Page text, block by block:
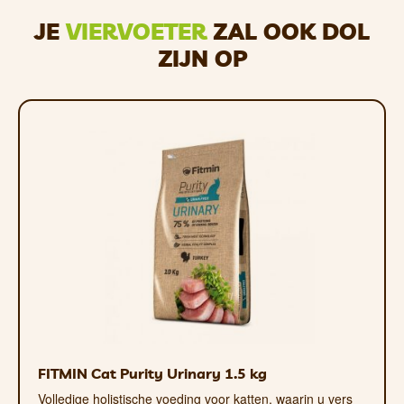
een natuurlijker dieet dan gekookt vlees,
terwijl de voedingsstoffen van hoge
kwaliteit blijven.
minimaliseert. Het voer bevat ook
, een bron van vetzuren
goed zijn voor het lichaam van katten.
Uw kat zal zeker dol zijn
voeding met vers vlees uit de Fitmin For
Het voer bevat 34% eiwit, 18,5% vet
en 16,7 MJ/1 kg energie.
Fitmin Cat For Life Adult Chicken voor
JEVIERVOETERZAL OOK DOL
ZIJN OP
FITMIN Cat Purity Urinary 1.5 kg
Volledige holistische voeding voor katten, waarin u vers